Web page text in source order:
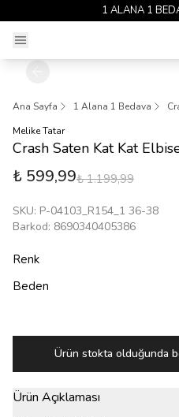
1 ALANA 1
Ana Sayfa 1 Alana 1 Bedava
Melike Tatar
Crash Saten Kat Kat
₺ 599,99₺ 1.199,99
SKU: P-04103_R154_1 36-38
Barkod: 8690340405386
Renk
Beden
Ürün stokta olduğunda
Ürün Açıklaması